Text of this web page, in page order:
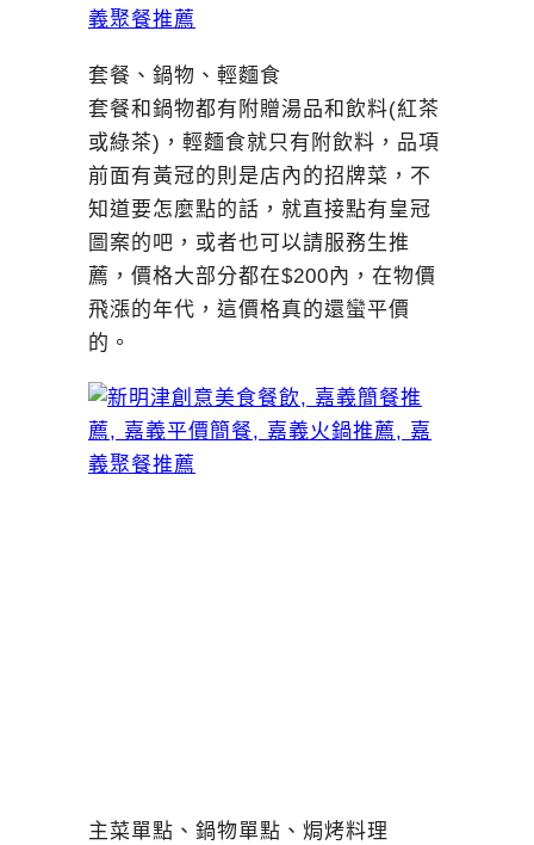
套餐、鍋物、輕麵食
套餐和鍋物都有附贈湯品和飲料(紅茶
或綠茶)，輕麵食就只有附飲料，品項
前面有黃冠的則是店內的招牌菜，不
知道要怎麼點的話，就直接點有皇冠
圖案的吧，或者也可以請服務生推
薦，價格大部分都在$200內，在物價
飛漲的年代，這價格真的還蠻平價
的。
主菜單點、鍋物單點、焗烤料理